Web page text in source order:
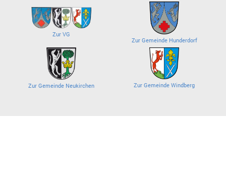
Zur VG
Zur Gemeinde Hunderdorf
Zur Gemeinde Neukirchen Zur Gemeinde Windberg